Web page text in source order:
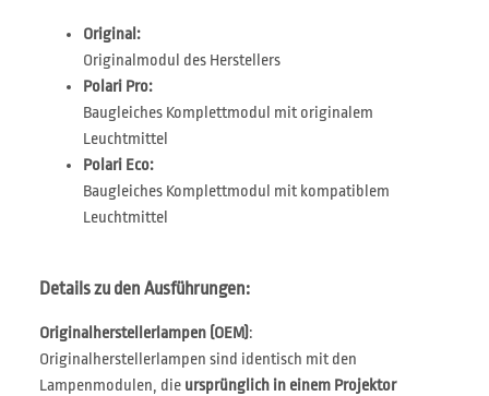
Original:
Originalmodul des Herstellers
Polari Pro:
Baugleiches Komplettmodul mit originalem
Leuchtmittel
Polari Eco:
Baugleiches Komplettmodul mit kompatiblem
Leuchtmittel
Details zu den Ausführungen:
Originalherstellerlampen (OEM):
Originalherstellerlampen sind identisch mit den
Lampenmodulen, die ursprünglich in einem Projektor